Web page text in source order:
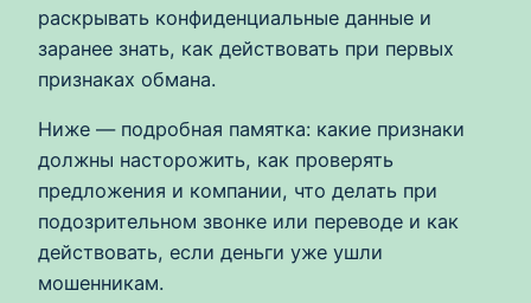
раскрывать конфиденциальные данные и
заранее знать, как действовать при первых
признаках обмана.
Ниже — подробная памятка: какие признаки
должны насторожить, как проверять
предложения и компании, что делать при
подозрительном звонке или переводе и как
действовать, если деньги уже ушли
мошенникам.